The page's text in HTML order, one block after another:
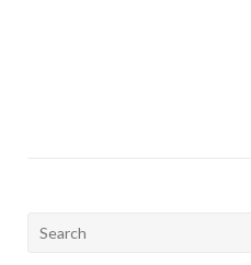
션
Search